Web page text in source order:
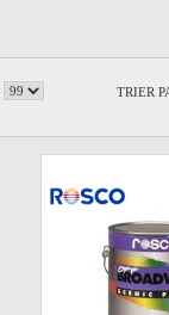
TRIER